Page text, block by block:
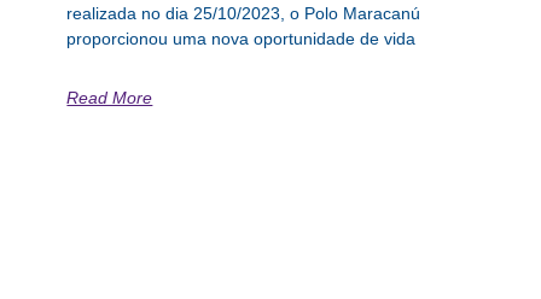
realizada no dia 25/10/2023, o Polo Maracanú
proporcionou uma nova oportunidade de vida
Read More